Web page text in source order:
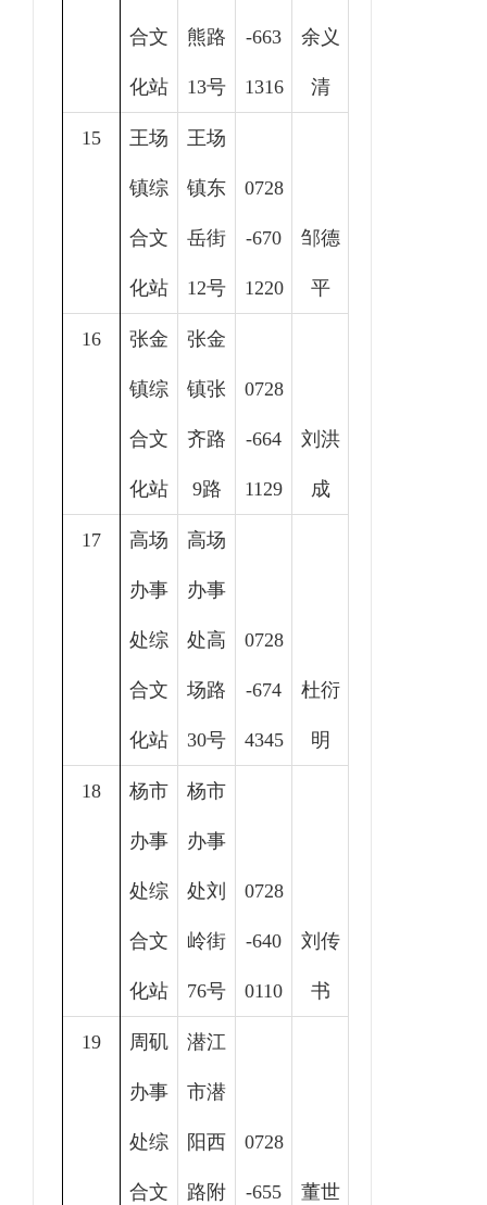
合文
化站
熊路
13号
-663
1316
余义
清
15 王场
镇综
合文
化站
王场
镇东
岳街
12号
0728
-670
1220
邹德
平
16 张金
镇综
合文
化站
张金
镇张
齐路
9路
0728
-664
1129
刘洪
成
17 高场
办事
处综
合文
化站
高场
办事
处高
场路
30号
0728
-674
4345
杜衍
明
18 杨市
办事
处综
合文
化站
杨市
办事
处刘
岭街
76号
0728
-640
0110
刘传
书
19 周矶
办事
处综
合文
潜江
市潜
阳西
路附
0728
-655 董世